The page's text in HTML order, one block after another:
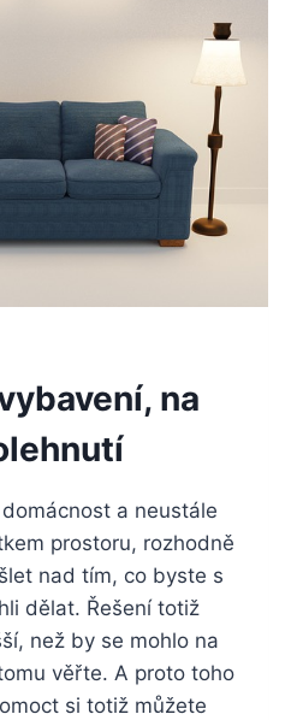
na
a neustále
prostoru, rozhodně
nad tím, co byste s
dělat. Řešení totiž
než by se mohlo na
věřte. A proto toho
si totiž můžete